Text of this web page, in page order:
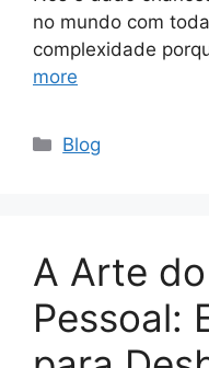
no mundo com
complexidade
more
Categories
Blog
A Arte
Pessoal: